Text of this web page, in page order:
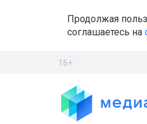
Продолжая
соглашаетесь на
16+